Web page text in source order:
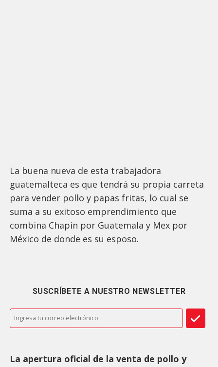
La buena nueva de esta trabajadora
guatemalteca es que tendrá su propia carreta
para vender pollo y papas fritas, lo cual se
suma a su exitoso emprendimiento que
combina Chapín por Guatemala y Mex por
México de donde es su esposo.
SUSCRÍBETE A NUESTRO NEWSLETTER
La apertura oficial de la venta de pollo y